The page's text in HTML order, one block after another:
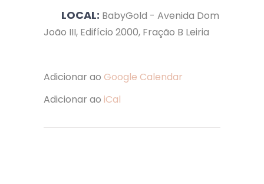
LOCAL: BabyGold - Avenida Dom
João III, Edifício 2000, Fração B Leiria
Adicionar ao Google Calendar
Adicionar ao iCal